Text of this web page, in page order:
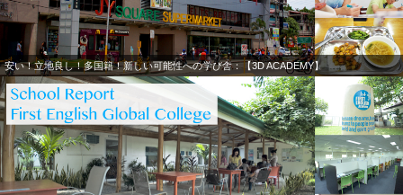
安い！立地良し！多国籍！新しい可能性への学び舎：【3D ACADEMY】